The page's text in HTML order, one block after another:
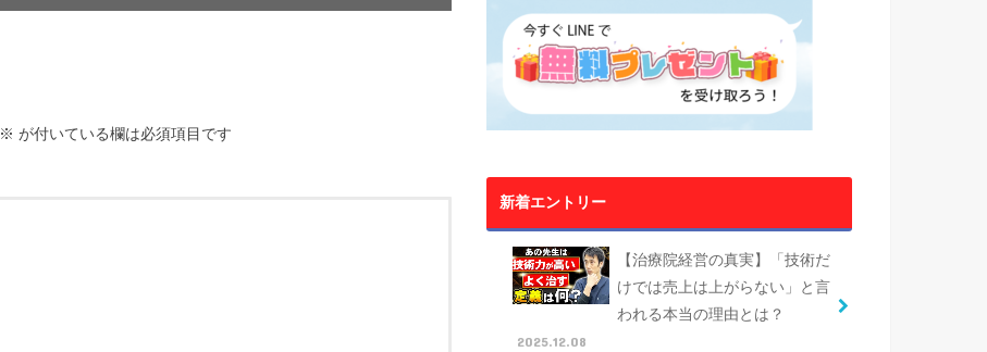
※ が付いている欄は必須項目です
新着エントリー
【治療院経営の真実】「技術だ
けでは売上は上がらない」と言
われる本当の理由とは？
2025.12.08